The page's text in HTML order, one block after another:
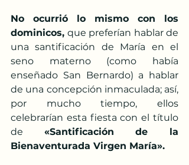
No ocurrió lo mismo con los
dominicos, que preferían hablar de
una santificación de María en el
seno materno (como había
enseñado San Bernardo) a hablar
de una concepción inmaculada; así,
por mucho tiempo, ellos
celebrarían esta fiesta con el título
de «Santificación de la
Bienaventurada Virgen María».